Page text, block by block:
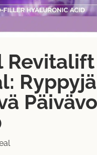
Revitalift
Ryppyjä